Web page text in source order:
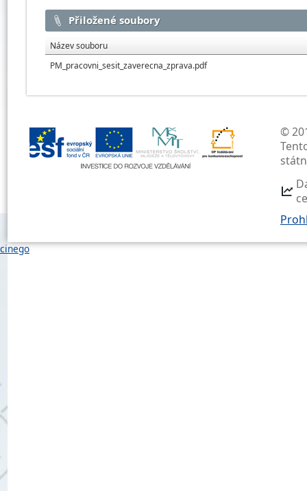
Přiložené soubory
Název souboru
PM_pracovni_sesit_zaverecna_zprava.pdf
©
cinego